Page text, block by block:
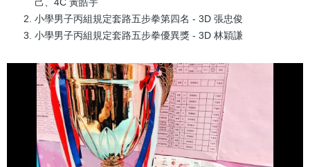
小學男子丙組規定套路五步拳第四名 - 3D 張忠俊
小學男子丙組規定套路五步拳優異獎 - 3D 林穎謙